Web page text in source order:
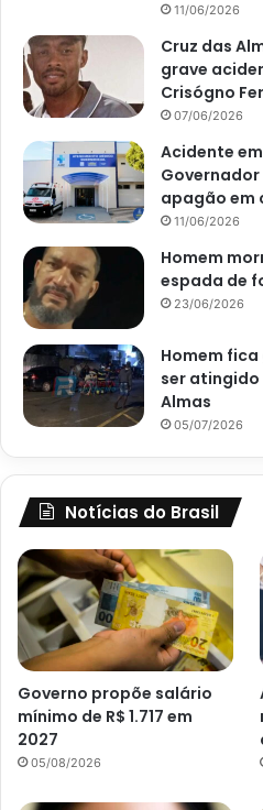
11/06/2026
Cruz das
grave
Crisógno
07/06/2026
Acidente
apagão em
11/06/2026
Homem
espada de
23/06/2026
Homem
ser atingido
Almas
05/07/2026
Notícias do Brasil
Governo propõe salário
mínimo de R$ 1.717 em
2027
05/08/2026